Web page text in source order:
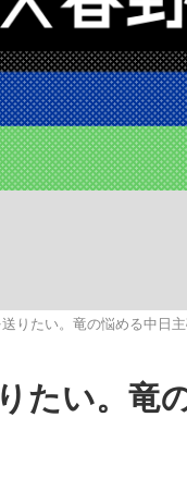
日本代表監督に...
した“NPB聞...
りたい。竜の悩める中日
たい。竜